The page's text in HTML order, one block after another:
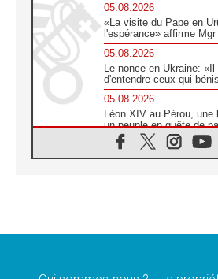
05.08.2026
«La visite du Pape en
l'espérance» affirme
05.08.2026
Le nonce en Ukraine:
d'entendre ceux qui
05.08.2026
Léon XIV au Pérou,
un peuple en quête de
05.08.2026
SCEAM: L'Église en
en Argentine et au Pérou